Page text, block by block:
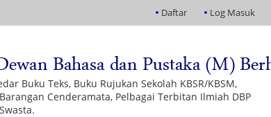
Daftar Log Masuk
Buku Teks, Buku Rujukan Sekolah KBSR/KBSM,
Cenderamata, Pelbagai Terbitan Ilmiah DBP